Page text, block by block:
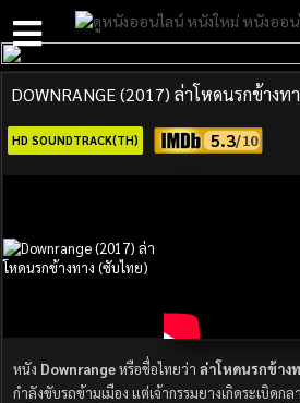
DOWNRANGE (2017) ล่าโหดนรกข้างท
HD SOUNDTRACK(TH) 5.3
หนัง Downrangeหรือชื่อไทยว่า ล่าโหดนรกข้าง
กำลังขับรถข้ามเมือง แต่เจ้ากรรมยางเกิดระเบิด